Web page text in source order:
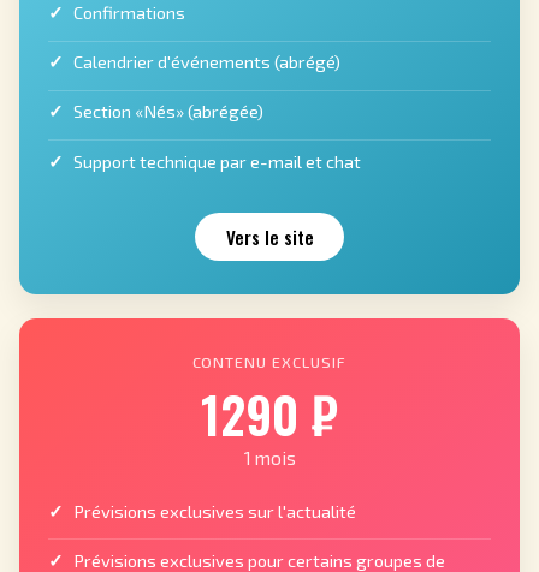
Confirmations
Calendrier d'événements (abrégé)
Section «Nés» (abrégée)
Support technique par e-mail et chat
Vers le site
CONTENU EXCLUSIF
1290 ₽
1 mois
Prévisions exclusives sur l'actualité
Prévisions exclusives pour certains groupes de